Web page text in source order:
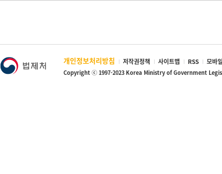
개인정보처리방침 저작권정책 사이트맵 RSS 모바
Copyright ⓒ 1997-2023 Korea Ministry of Government